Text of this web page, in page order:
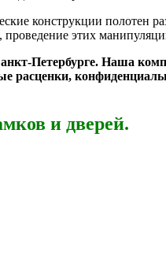
конструкции полотен
этих
Петербурге. Наша
и дверей.